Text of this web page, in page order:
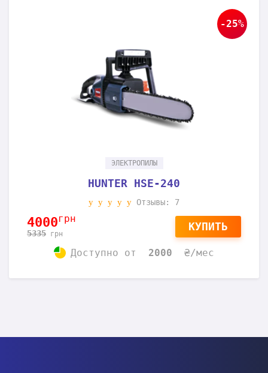
-25%
ЭЛЕКТРОПИЛЫ
HUNTER HSE-280
Отзывы: 10
4300грн
5735грн
КУПИТЬ
Доступноот2150₴/мес